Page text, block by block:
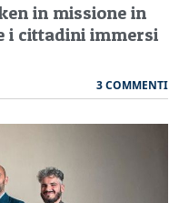
in missione in
i cittadini immersi
3 COMMENTI